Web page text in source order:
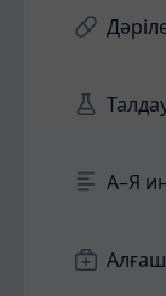
А–Я